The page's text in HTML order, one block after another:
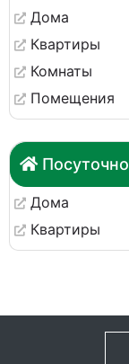
Дома
Квартиры
Комнаты
Помещения
Посуточно
Дома
Квартиры